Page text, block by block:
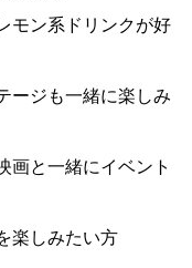
モン系ドリンクが好
ージも一緒に楽しみ
画と一緒にイベント
楽しみたい方